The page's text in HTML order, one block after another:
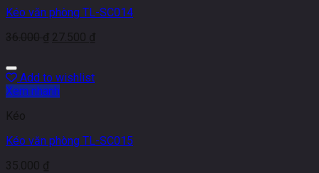
Kéo văn phòng TL-SC014
36.000₫ 27.500 ₫
Add to wishlist
Xem nhanh
Kéo
Kéo văn phòng TL-SC015
35.000 ₫